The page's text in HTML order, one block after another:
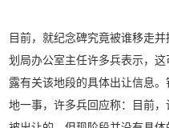
目前，就纪念碑究竟被谁移走
划局办公室主任许多兵表示，
露有关该地段的具体出让信息
地一事，许多兵回应称：目前